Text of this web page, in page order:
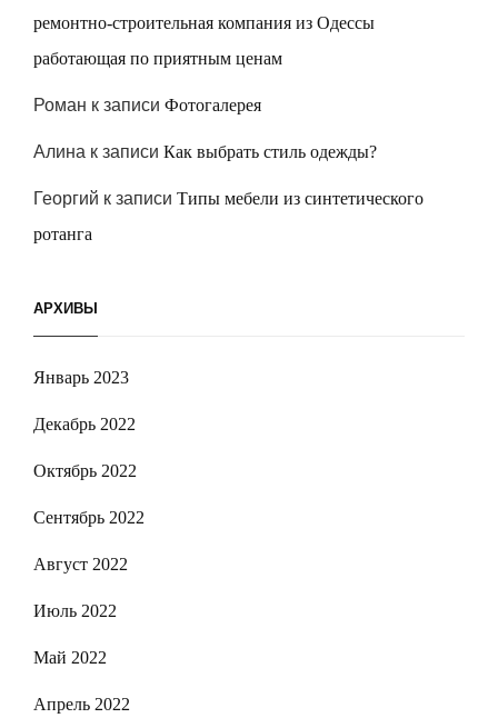
ремонтно-строительная компания из Одессы
работающая по приятным ценам
Роман к записи Фотогалерея
Алина к записи Как выбрать стиль одежды?
Георгий к записи Типы мебели из синтетического
ротанга
АРХИВЫ
Январь 2023
Декабрь 2022
Октябрь 2022
Сентябрь 2022
Август 2022
Июль 2022
Май 2022
Апрель 2022